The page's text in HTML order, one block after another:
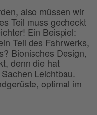
also müssen wir
Teil muss gecheckt
Ein Beispiel:
Teil des Fahrwerks,
Bionisches Design,
denn die hat
Leichtbau.
optimal im